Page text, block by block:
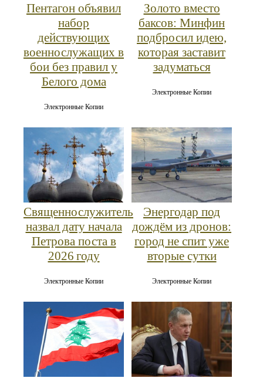
Пентагон объявил
набор
действующих
военнослужащих в
бои без правил у
Белого дома
Электронные Копии
Золото вместо
баксов: Минфин
подбросил идею,
которая заставит
задуматься
Электронные Копии
Священнослужитель
назвал дату начала
Петрова поста в
2026 году
Электронные Копии
Энергодар под
дождём из дронов:
город не спит уже
вторые сутки
Электронные Копии